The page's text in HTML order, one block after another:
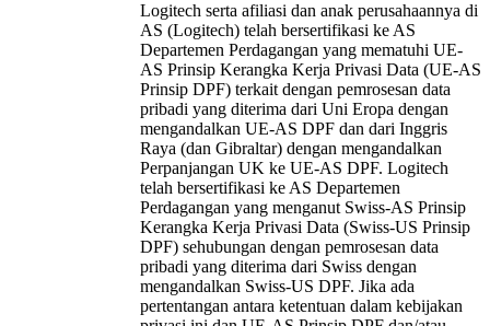
Logitech serta afiliasi dan anak perusahaannya di
AS (Logitech) telah bersertifikasi ke AS
Departemen Perdagangan yang mematuhi UE-
AS Prinsip Kerangka Kerja Privasi Data (UE-AS
Prinsip DPF) terkait dengan pemrosesan data
pribadi yang diterima dari Uni Eropa dengan
mengandalkan UE-AS DPF dan dari Inggris
Raya (dan Gibraltar) dengan mengandalkan
Perpanjangan UK ke UE-AS DPF. Logitech
telah bersertifikasi ke AS Departemen
Perdagangan yang menganut Swiss-AS Prinsip
Kerangka Kerja Privasi Data (Swiss-US Prinsip
DPF) sehubungan dengan pemrosesan data
pribadi yang diterima dari Swiss dengan
mengandalkan Swiss-US DPF. Jika ada
pertentangan antara ketentuan dalam kebijakan